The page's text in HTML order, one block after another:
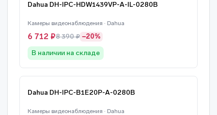
Dahua DH-IPC-HDW1439VP-A-IL-0280B
Камеры видеонаблюдения · Dahua
6 712 ₽8 390 ₽ −20%
В наличии на складе
Dahua DH-IPC-B1E20P-A-0280B
Камеры видеонаблюдения · Dahua